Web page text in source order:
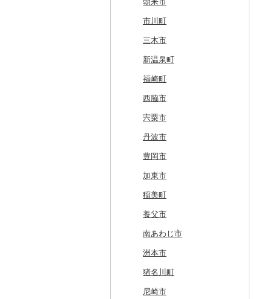
厚岸町
南富良野町
上富良野町
和寒町
紋別市
乙部町
根室市
三笠市
東川町
厚真町
奥尻町
網走市
浦河町
広尾町
中札内村
田子町
新郷村
横浜町
野辺地町
佐井村
六戸町
五所川原市
平川市
蓬田村
中泊町
外ヶ浜町
つがる市
弘前市
鰺ヶ沢町
むつ市
岩泉町
田野畑村
盛岡市
遠野市
奥州市
雫石町
岩手県（県庁）
一関市
久慈市
西和賀町
北上市
平泉町
洋野町
大船渡市
山田町
富谷市
岩沼市
七ヶ宿町
大崎市
塩竈市
石巻市
多賀城市
宮城県（県庁）
亘理町
蔵王町
女川町
気仙沼市
美里町
松島町
大和町
にかほ市
羽後町
秋田県（県庁）
秋田市
男鹿市
美郷町
東成瀬村
五城目町
北秋田市
八峰町
鹿角市
大仙市
八郎潟町
大石田町
川西町
鶴岡市
山形県（県庁）
金山町
東根市
飯豊町
鮭川村
大蔵村
山辺町
戸沢村
舟形町
最上町
真室川町
寒河江市
二本松市
猪苗代町
川俣町
郡山市
西会津町
玉川村
いわき市
南会津町
田村市
磐梯町
三春町
本宮市
柳津町
鮫川村
福島市
神栖市
常総市
東海村
美浦村
大洗町
河内町
ひたちなか市
龍ケ崎市
守谷市
常陸大宮市
笠間市
行方市
結城市
城里町
水戸市
那珂川町
茂木町
那須烏山市
矢板市
さくら市
足利市
那須町
鹿沼市
下野市
益子町
芳賀町
野木町
高山村
みどり市
千代田町
みなかみ町
片品村
富岡市
館林市
伊勢崎市
東吾妻町
前橋市
藤岡市
邑楽町
板倉町
嬬恋村
草津町
羽生市
小鹿野町
坂戸市
鳩山町
埼玉県（県庁）
神川町
東秩父村
横瀬町
三芳町
幸手市
日高市
蓮田市
川越市
宮代町
吉見町
香取市
習志野市
銚子市
君津市
旭市
南房総市
八街市
東金市
九十九里町
いすみ市
東庄町
館山市
大網白里市
一宮町
佐倉市
瑞穂町
大島町
府中市
国分寺市
東村山市
中央区
あきる野市
中野区
荒川区
北区
多摩市
稲城市
世田谷区
日の出町
板橋区
開成町
藤沢市
神奈川県（県庁）
鎌倉市
大和市
伊勢原市
小田原市
湯河原町
秦野市
綾瀬市
横須賀市
三浦市
大磯町
箱根町
横浜市
五泉市
三条市
見附市
糸魚川市
胎内市
上越市
阿賀野市
津南町
新潟県（県庁）
柏崎市
村上市
妙高市
聖籠町
刈羽村
湯沢町
富山市
南砺市
宝達志水町
金沢市
内灘町
かほく市
小松市
志賀町
加賀市
あわら市
福井市
大野市
敦賀市
おおい町
永平寺町
都留市
山梨県（県庁）
道志村
忍野村
笛吹市
中央市
北杜市
鳴沢村
西桂町
身延町
早川町
南部町
昭和町
甲府市
甲州市
南木曽町
朝日村
長野市
根羽村
池田町
須坂市
川上村
信濃町
南牧村
伊那市
立科町
東御市
中野市
豊丘村
売木村
大野町
山県市
羽島市
本巣市
川辺町
大垣市
輪之内町
神戸町
瑞浪市
中津川市
高山市
郡上市
白川村
御嵩町
海津市
浜松市
伊東市
島田市
沼津市
伊豆市
裾野市
焼津市
富士宮市
河津町
袋井市
熱海市
掛川市
伊豆の国市
小山町
森町
豊山町
南知多町
江南市
みよし市
西尾市
武豊町
幸田町
碧南市
岡崎市
愛知県（県庁）
蒲郡市
東郷町
犬山市
弥富市
東海市
南伊勢町
朝日町
菰野町
紀宝町
伊勢市
四日市市
大台町
尾鷲市
三重県（県庁）
津市
名張市
東員町
玉城町
滋賀県（県庁）
米原市
豊郷町
多賀町
宇治田原町
長岡京市
綾部市
笠置町
南丹市
宇治市
京丹波町
京都府（府庁）
大山崎町
精華町
南山城村
京都市
舞鶴市
和束町
八幡市
貝塚市
岸和田市
泉南市
忠岡町
四條畷市
寝屋川市
泉大津市
池田市
守口市
富田林市
松原市
柏原市
羽曳野市
大阪府（府庁）
吹田市
市川町
三木市
新温泉町
福崎町
西脇市
宍粟市
丹波市
豊岡市
加東市
稲美町
養父市
南あわじ市
洲本市
猪名川町
尼崎市